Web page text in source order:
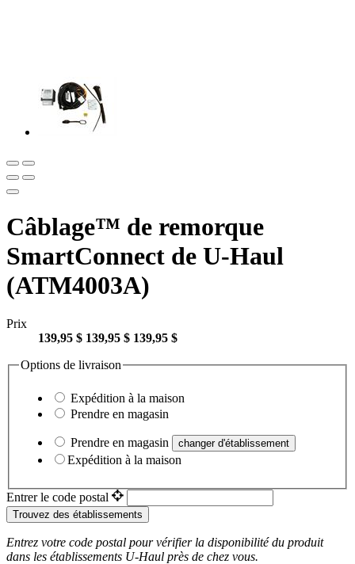
Câblage™ de remorque
SmartConnect de U-Haul
(ATM4003A)
Prix
139,95 $ 139,95 $ 139,95 $
Options de livraison
Expédition à la maison
Prendre en magasin
Prendre en magasin changer d'établissement
Expédition à la maison
Entrer le code postal
Trouvez des établissements
Entrez votre code postal pour vérifier la disponibilité du produit
dans les établissements U-Haul près de chez vous.